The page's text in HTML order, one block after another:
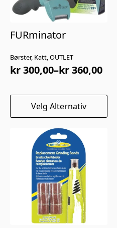
Børster, Katt, OUTLET
FURminator
kr300,00–kr360,00
Prisområde:
til
kr 360,00
Velg Alternativ
Dette
produktet
varianter.
Alternativene
produktsiden